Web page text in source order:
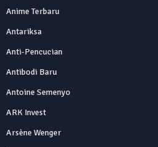
Anime Terbaru
Antariksa
Anti‑Pencucian
Antibodi Baru
Antoine Semenyo
ARK Invest
Arsène Wenger